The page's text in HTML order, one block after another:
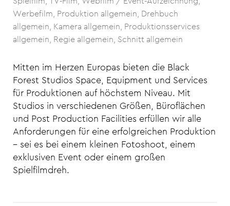
Werbefilm Produktion allgemein Drehbuch
allgemein Kamera allgemein Produktionsservices
allgemein Regie allgemein Schnitt allgemein
Mitten im Herzen Europas bieten die Black
Forest Studios Space, Equipment und Services
für Produktionen auf höchstem Niveau. Mit
Studios in verschiedenen Größen, Büroflächen
und Post Production Facilities erfüllen wir alle
Anforderungen für eine erfolgreichen Produktion
– sei es bei einem kleinen Fotoshoot, einem
exklusiven Event oder einem großen
Spielfilmdreh.